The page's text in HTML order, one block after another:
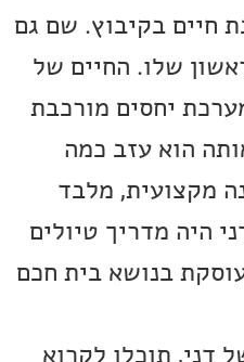
שם גם
החיים של
מורכבת
כמה
מלבד
טיולים
בית חכם
לקרוא